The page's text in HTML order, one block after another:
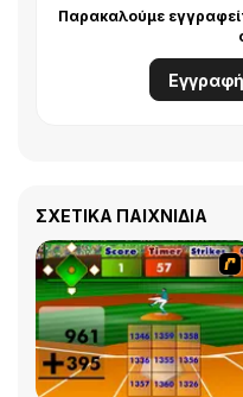
Παρακαλούμε
Εγγραφή
ΣΧΕΤΙΚΆ ΠΑΙΧΝΊΔΙΑ